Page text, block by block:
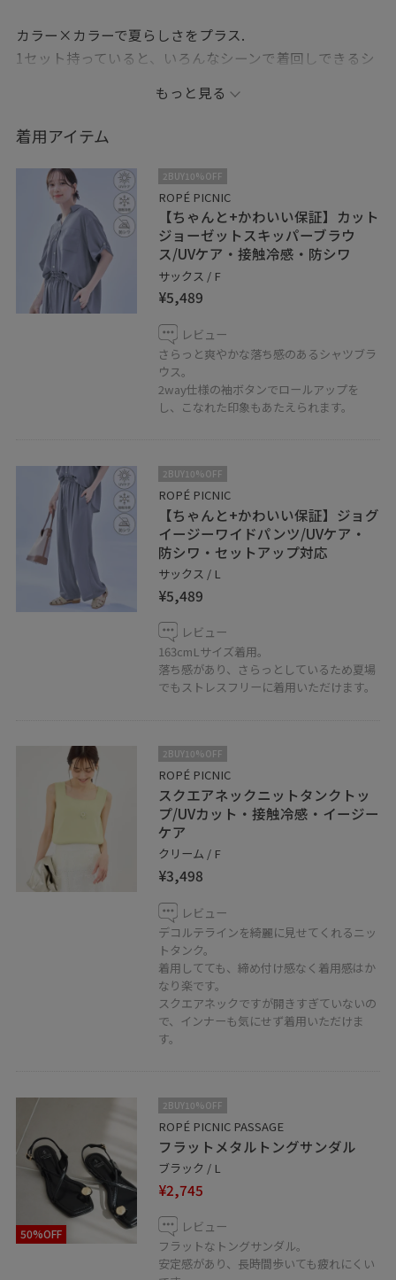
カラー×カラーで夏らしさをプラス.
1セット持っていると、いろんなシーンで着回しできるシ
instaglam >> jun_outlet_ayu
フォローお願いいたします ☺︎ ⁺ ⋆˚
もっと見る
着用アイテム
2BUY10%OFF
ROPÉ PICNIC
【ちゃんと+かわいい保証】カット
ジョーゼットスキッパーブラウ
ス/UVケア・接触冷感・防シワ
サックス / F
¥5,489
レビュー
さらっと爽やかな落ち感のあるシャツブラ
ウス。
2way仕様の袖ボタンでロールアップを
し、こなれた印象もあたえられます。
2BUY10%OFF
ROPÉ PICNIC
【ちゃんと+かわいい保証】ジョグ
イージーワイドパンツ/UVケア・
防シワ・セットアップ対応
サックス / L
¥5,489
レビュー
163cmLサイズ着用。
落ち感があり、さらっとしているため夏場
でもストレスフリーに着用いただけます。
2BUY10%OFF
ROPÉ PICNIC
スクエアネックニットタンクトッ
プ/UVカット・接触冷感・イージー
ケア
クリーム / F
¥3,498
レビュー
デコルテラインを綺麗に見せてくれるニッ
トタンク。
着用してても、締め付け感なく着用感はか
なり楽です。
スクエアネックですが開きすぎていないの
で、インナーも気にせず着用いただけま
す。
50%OFF
2BUY10%OFF
ROPÉ PICNIC PASSAGE
フラットメタルトングサンダル
ブラック / L
¥2,745
レビュー
フラットなトングサンダル。
安定感があり、長時間歩いても疲れにくい